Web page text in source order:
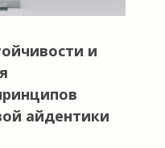
и
айдентики